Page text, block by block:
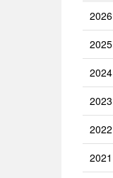
2026
2025
2024
2023
2022
2021